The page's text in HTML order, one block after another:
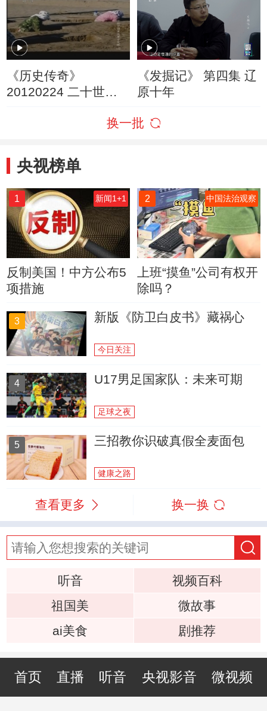
《历史传奇》
20120224 二十世纪
十集 夏家店文化遗址
《发掘记》 第四集 辽
原十年
换一批
央视榜单
1 新闻1+1
反制美国！中方公布5
项措施
2 中国法治观察
上班“摸鱼”公司有权开
除吗？
3 新版《防卫白皮书》藏祸心
今日关注
4 U17男足国家队：未来可期
足球之夜
5 三招教你识破真假全麦面包
健康之路
查看更多 换一换
听音
视频百科
祖国美
微故事
ai美食
剧推荐
首页 直播 听音 央视影音 微视频